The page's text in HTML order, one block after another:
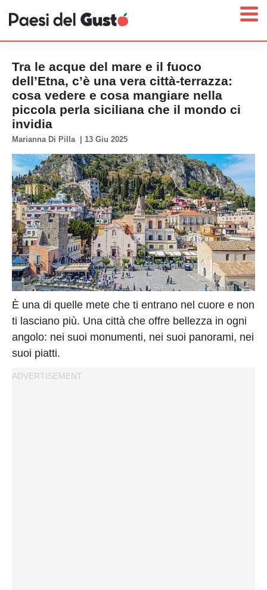
Home
News
Interviste
Territori
Prodotti
Answer
Newsletter
Privacy
Policy
Cookies
Policy
Cambia
Impostazioni
Privacy
Tra le acque del mare e il fuoco
dell’Etna, c’è una vera città-terrazza:
cosa vedere e cosa mangiare nella
piccola perla siciliana che il mondo ci
invidia
Marianna Di Pilla 13 Giu 2025
È una di quelle mete che ti entrano nel cuore e non
ti lasciano più. Una città che offre bellezza in ogni
angolo: nei suoi monumenti, nei suoi panorami, nei
suoi piatti.